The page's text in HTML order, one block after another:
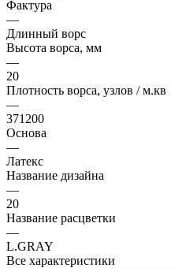
Фактура
—
Длинный ворс
Высота ворса, мм
—
20
Плотность ворса, узлов / м.кв
—
371200
Основа
—
Латекс
Название дизайна
—
20
Название расцветки
—
L.GRAY
Все характеристики